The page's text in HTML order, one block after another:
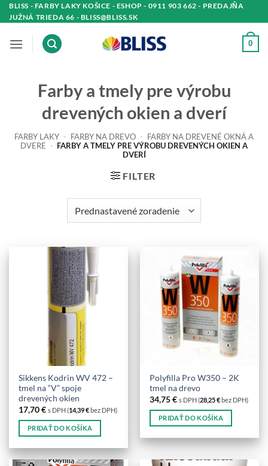
Skip
to
BLISS - FARBY LAKY KOŠICE - ESHOP - 0911 903 662 - PREDAJŇA
JUŽNÁ TRIEDA 66 - BLISS@BLISS.SK
0
Farby a tmely pre výrobu
drevených okien a dverí
FARBY LAKY - FARBY NA DREVO - FARBY NA DREVENÉ OKNÁ A
DVERE - FARBY A TMELY PRE VÝROBU DREVENÝCH OKIEN A
DVERÍ
FILTER
Sikkens Kodrin WV 472 –
tmel na “V” spoje
drevených okien
17,70€ s DPH (14,39€bez DPH)
PRIDAŤ DO KOŠÍKA
Polyfilla Pro W350 – 2K
tmel na drevo
34,75€ s DPH (28,25€bez DPH)
PRIDAŤ DO KOŠÍKA